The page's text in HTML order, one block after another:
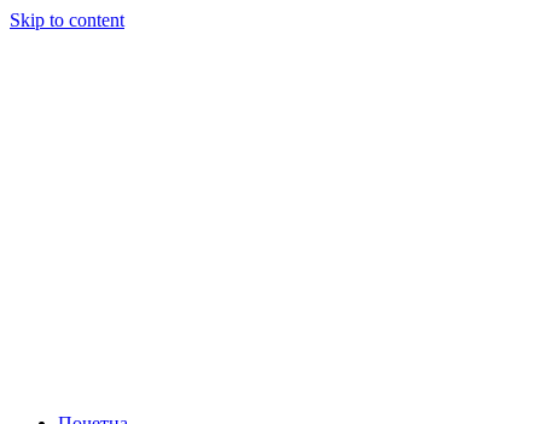
Skip to content